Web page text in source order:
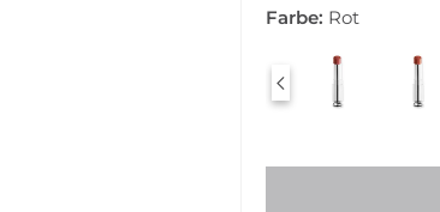
Farbe: Rot